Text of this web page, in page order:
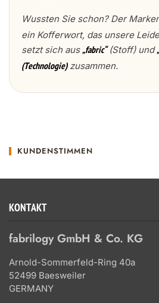
Wussten Sie schon? Der
ein Kofferwort, das unsere
setzt sich aus„fabric“(Stoff) und
(Technologie)zusammen.
KUNDENSTIMMEN
KONTAKT
fabrilogy GmbH & Co. KG
Arnold-Sommerfeld-Ring 40a
52499 Baesweiler
GERMANY